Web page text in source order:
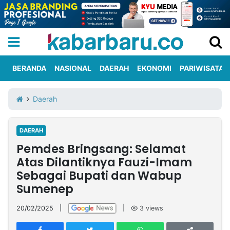
Iklan
Berita
Kami
Nasional
International
Olahraga
Entertainment
Daerah
Pariwisata
Kuliner
Kolom
Network
PT
TREETAN
BERANDA NASIONAL DAERAH EKONOMI PARIWISATA
Daerah
DAERAH
Pemdes Bringsang: Selamat
Atas Dilantiknya Fauzi-Imam
Sebagai Bupati dan Wabup
Sumenep
20/02/2025 3 views